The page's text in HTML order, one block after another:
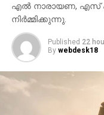
എൽ നാരായണ, എസ്
നിർമ്മിക്കുന്നു.
Published 22
By webdesk18